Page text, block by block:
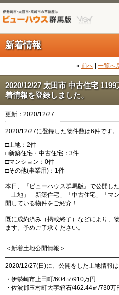
新着情報
« 前へ 一覧へ
2020/12/27 太田市 中古住宅
着情報を登録しました。
更新：2020/12/27
2020/12/27に登録した物件数は6件です。
□土地：2件
□新築住宅・中古住宅：3件
□マンション：0件
□その他(事業用)：1件
本日、『ビューハウス群馬版』で公開し
「土地」「新築住宅」「中古住宅」「
開している物件をご紹介！
既に成約済み（掲載終了）などにより、
ます。予めご了承ください。
＜新着土地公開情報＞
2020/12/27(日)に、公開をした土地情報
・伊勢崎市上田町/604㎡/910万円
・佐波郡玉村町大字箱石/462.44㎡/730万